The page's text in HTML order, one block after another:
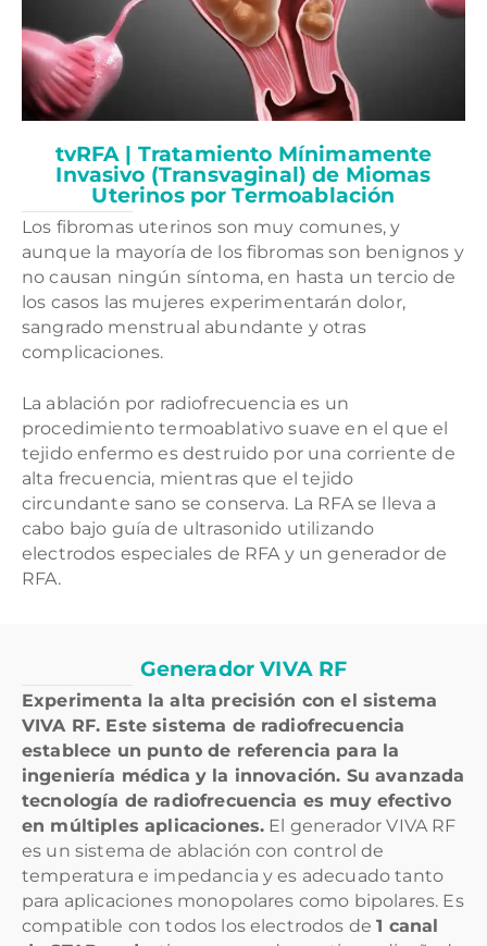
tvRFA | Tratamiento Mínimamente
Invasivo (Transvaginal) de Miomas
Uterinos por Termoablación
Los fibromas uterinos son muy comunes, y
aunque la mayoría de los fibromas son benignos y
no causan ningún síntoma, en hasta un tercio de
los casos las mujeres experimentarán dolor,
sangrado menstrual abundante y otras
complicaciones.
La ablación por radiofrecuencia es un
procedimiento termoablativo suave en el que el
tejido enfermo es destruido por una corriente de
alta frecuencia, mientras que el tejido
circundante sano se conserva. La RFA se lleva a
cabo bajo guía de ultrasonido utilizando
electrodos especiales de RFA y un generador de
RFA.
Generador VIVA RF
Experimenta la alta precisión con el sistema
VIVA RF. Este sistema de radiofrecuencia
establece un punto de referencia para la
ingeniería médica y la innovación. Su avanzada
tecnología de radiofrecuencia es muy efectivo
en múltiples aplicaciones. El generador VIVA RF
es un sistema de ablación con control de
temperatura e impedancia y es adecuado tanto
para aplicaciones monopolares como bipolares. Es
compatible con todos los electrodos de1 canal